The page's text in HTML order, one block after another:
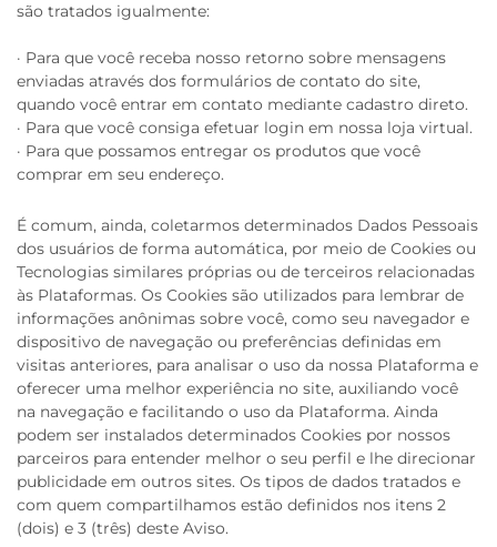
são tratados igualmente:
· Para que você receba nosso retorno sobre mensagens
enviadas através dos formulários de contato do site,
quando você entrar em contato mediante cadastro direto.
· Para que você consiga efetuar login em nossa loja virtual.
· Para que possamos entregar os produtos que você
comprar em seu endereço.
É comum, ainda, coletarmos determinados Dados Pessoais
dos usuários de forma automática, por meio de Cookies ou
Tecnologias similares próprias ou de terceiros relacionadas
às Plataformas. Os Cookies são utilizados para lembrar de
informações anônimas sobre você, como seu navegador e
dispositivo de navegação ou preferências definidas em
visitas anteriores, para analisar o uso da nossa Plataforma e
oferecer uma melhor experiência no site, auxiliando você
na navegação e facilitando o uso da Plataforma. Ainda
podem ser instalados determinados Cookies por nossos
parceiros para entender melhor o seu perfil e lhe direcionar
publicidade em outros sites. Os tipos de dados tratados e
com quem compartilhamos estão definidos nos itens 2
(dois) e 3 (três) deste Aviso.